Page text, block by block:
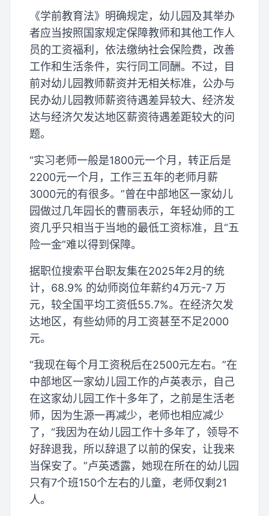
《学前教育法》明确规定，幼儿园及其举办
者应当按照国家规定保障教师和其他工作人
员的工资福利，依法缴纳社会保险费，改善
工作和生活条件，实行同工同酬。不过，目
前对幼儿园教师薪资并无相关标准，公办与
民办幼儿园教师薪资待遇差异较大、经济发
达与经济欠发达地区薪资待遇差距较大的问
题。
“实习老师一般是1800元一个月，转正后是
2200元一个月，工作三五年的老师月薪
3000元的有很多。”曾在中部地区一家幼儿
园做过几年园长的曹丽表示，年轻幼师的工
资几乎只相当于当地的最低工资标准，且“五
险一金”难以得到保障。
据职位搜索平台职友集在2025年2月的统
计，68.9% 的幼师岗位年薪约4万元-7 万
元，较全国平均工资低55.7%。在经济欠发
达地区，有些幼师的月工资甚至不足2000
元。
“我现在每个月工资税后在2500元左右。”在
中部地区一家幼儿园工作的卢英表示，自己
在这家幼儿园工作十多年了，之前是生活老
师，因为生源一再减少，老师也相应减少
了，“我因为在幼儿园工作十多年了，领导不
好辞退我，所以辞退了以前的保安，让我来
当保安了。”卢英透露，她现在所在的幼儿园
只有7个班150个左右的儿童，老师仅剩21
人。